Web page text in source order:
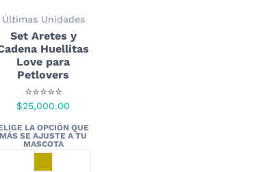
Últimas Unidades
Set Aretes y
Huellitas
Love para
Petlovers
⭐⭐⭐⭐⭐
$25,000.00